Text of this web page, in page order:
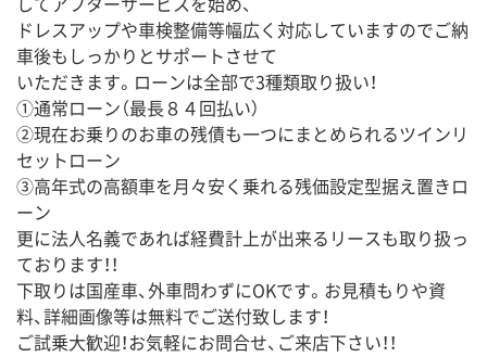
ドレスアップや車検整備等幅広く対応していますのでご納
車後もしっかりとサポートさせて
いただきます。ローンは全部で3種類取り扱い！
①通常ローン（最長８４回払い）
②現在お乗りのお車の残債も一つにまとめられるツインリ
セットローン
③高年式の高額車を月々安く乗れる残価設定型据え置きロ
ーン
更に法人名義であれば経費計上が出来るリースも取り扱っ
ております！！
下取りは国産車、外車問わずにOKです。お見積もりや資
料、詳細画像等は無料でご送付致します！
ご試乗大歓迎！お気軽にお問合せ、ご来店下さい！！